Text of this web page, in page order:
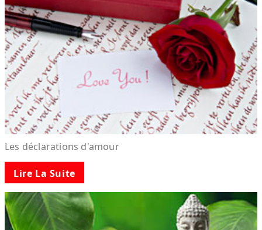
Les déclarations d'amour
Lire La Suite